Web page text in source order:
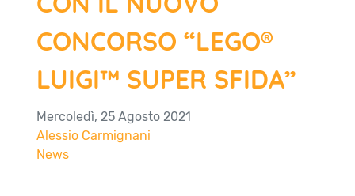
CONCORSO “LEGO®
LUIGI™ SUPER SFIDA”
Mercoledì, 25 Agosto 2021
Alessio Carmignani
News